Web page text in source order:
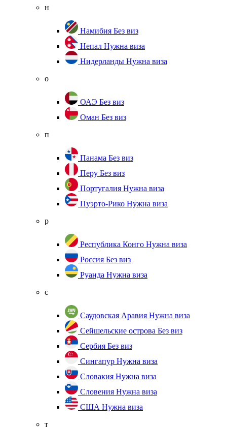
н
Намибия Без виз
Непал Нужна виза
Нидерланды Нужна виза
о
ОАЭ Без виз
Оман Без виз
п
Панама Без виз
Перу Без виз
Португалия Нужна виза
Пуэрто-Рико Нужна виза
р
Республика Конго Нужна виза
Россия Без виз
Руанда Нужна виза
с
Саудовская Аравия Нужна виза
Сейшельские острова Без виз
Сербия Без виз
Сингапур Нужна виза
Словакия Нужна виза
Словения Нужна виза
США Нужна виза
т